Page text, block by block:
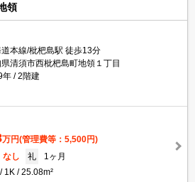
領
本線/枇杷島駅 徒歩13分
清須市西枇杷島町地領１丁目
年
2階建
万円(管理費等：5,500円)
なし 礼
1ヶ月
1K 25.08m²